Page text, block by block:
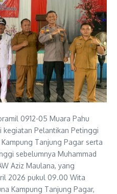
0912-05 Muara Pahu
kegiatan Pelantikan Petinggi
Tanjung Pagar serta
sebelumnya Muhammad
Aziz Maulana, yang
2026 pukul 09.00 Wita
Kampung Tanjung Pagar,